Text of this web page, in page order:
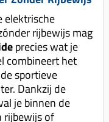
elektrische
rijbewijs mag
precies wat je
combineert het
sportieve
Dankzij de
je binnen de
rijbewijs of